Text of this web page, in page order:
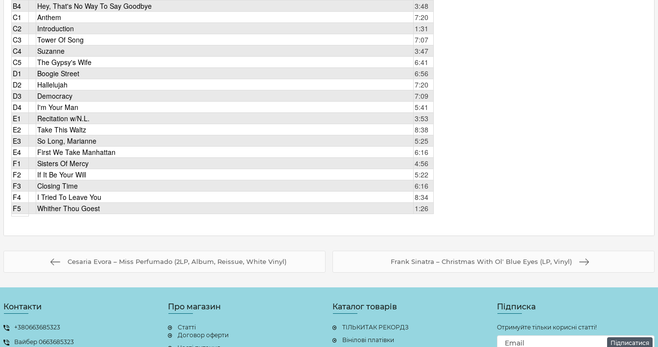
B4
Hey, That's No Way To Say Goodbye
3:48
C1
Anthem
7:20
C2
Introduction
1:31
C3
Tower Of Song
7:07
C4
Suzanne
3:47
C5
The Gypsy's Wife
6:41
D1
Boogie Street
6:56
D2
Hallelujah
7:20
D3
Democracy
7:09
D4
I'm Your Man
5:41
E1
Recitation w/N.L.
3:53
E2
Take This Waltz
8:38
E3
So Long, Marianne
5:25
E4
First We Take Manhattan
6:16
F1
Sisters Of Mercy
4:56
F2
If It Be Your Will
5:22
F3
Closing Time
6:16
F4
I Tried To Leave You
8:34
F5
Whither Thou Goest 1:26
Cesaria Evora – Miss Perfumado (2LP, Album, Reissue, White Vinyl) Frank Sinatra – Christmas With Ol' Blue Eyes (LP, Vinyl)
Контакти
+380663685323
Вайбер 0663685323
Про магазин
Статті
Договор оферти
Каталог товарів
ТІЛЬКИТАК РЕКОРДЗ
Вінілові платівки
Підписка
Отримуйте тільки корисні статті!
Підписатися